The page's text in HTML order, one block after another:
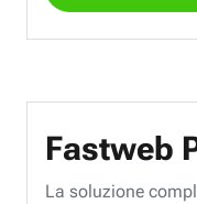
Fastweb
La soluzione